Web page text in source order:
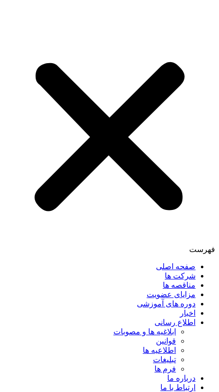
فهرست
صفحه اصلی
شرکت ها
مناقصه ها
مزایای عضویت
دوره های آموزشی
اخبار
اطلاع رسانی
ابلاغیه ها و مصوبات
قوانین
اطلاعیه ها
تبلیغات
فرم ها
درباره ما
ارتباط با ما